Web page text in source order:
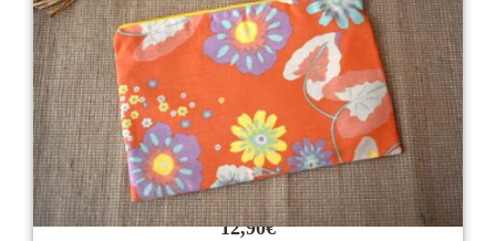
12,90€